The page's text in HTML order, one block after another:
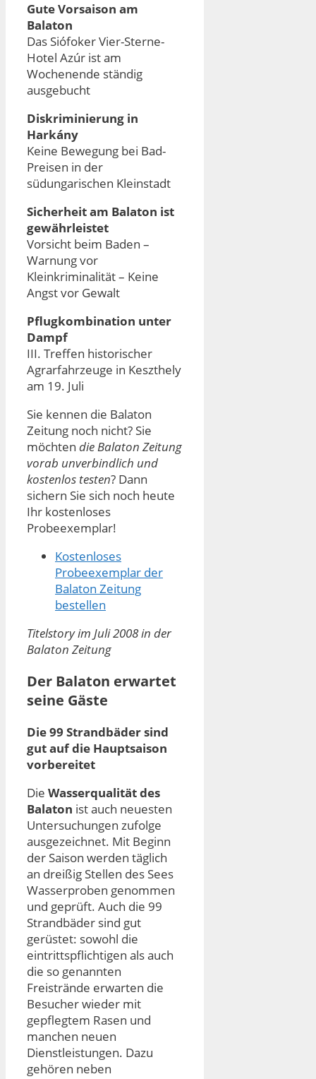
Gute Vorsaison am
Balaton
Das Siófoker Vier-Sterne-
Hotel Azúr ist am
Wochenende ständig
ausgebucht
Diskriminierung in
Harkány
Keine Bewegung bei Bad-
Preisen in der
südungarischen Kleinstadt
Sicherheit am Balaton ist
gewährleistet
Vorsicht beim Baden –
Warnung vor
Kleinkriminalität – Keine
Angst vor Gewalt
Pflugkombination unter
Dampf
III. Treffen historischer
Agrarfahrzeuge in Keszthely
am 19. Juli
Sie kennen die Balaton
Zeitung noch nicht? Sie
möchten die Balaton Zeitung
vorab unverbindlich und
kostenlos testen? Dann
sichern Sie sich noch heute
Ihr kostenloses
Probeexemplar!
Kostenloses
Probeexemplar der
Balaton Zeitung
bestellen
Titelstory im Juli 2008 in der
Balaton Zeitung
Der Balaton erwartet
seine Gäste
Die 99 Strandbäder sind
gut auf die Hauptsaison
vorbereitet
Die Wasserqualität des
Balaton ist auch neuesten
Untersuchungen zufolge
ausgezeichnet. Mit Beginn
der Saison werden täglich
an dreißig Stellen des Sees
Wasserproben genommen
und geprüft. Auch die 99
Strandbäder sind gut
gerüstet: sowohl die
eintrittspflichtigen als auch
die so genannten
Freistrände erwarten die
Besucher wieder mit
gepflegtem Rasen und
manchen neuen
Dienstleistungen. Dazu
gehören neben